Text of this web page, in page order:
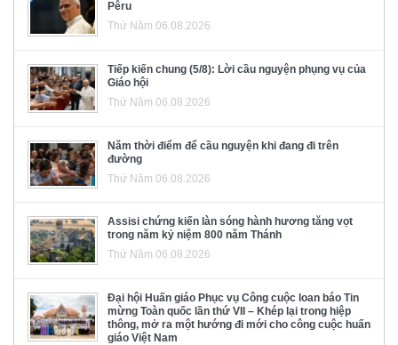
Pêru
Thứ Năm 06.08.2026
Tiếp kiến chung (5/8): Lời cầu nguyện phụng vụ của
Giáo hội
Thứ Năm 06.08.2026
Năm thời điểm để cầu nguyện khi đang đi trên
đường
Thứ Năm 06.08.2026
Assisi chứng kiến làn sóng hành hương tăng vọt
trong năm kỷ niệm 800 năm Thánh
Thứ Năm 06.08.2026
Đại hội Huấn giáo Phục vụ Công cuộc loan báo Tin
mừng Toàn quốc lần thứ VII – Khép lại trong hiệp
thông, mở ra một hướng đi mới cho công cuộc huấn
giáo Việt Nam